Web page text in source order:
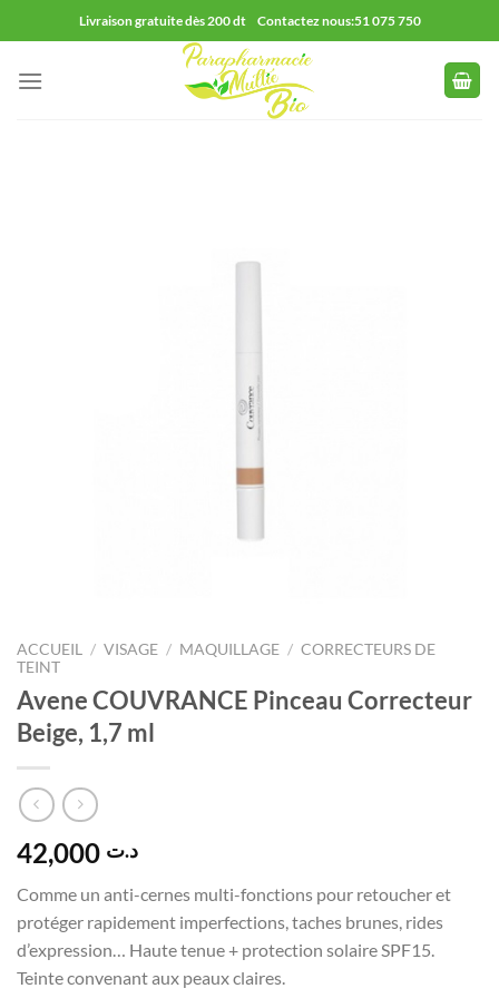
au
contenu
Livraison gratuite dès 200 dt Contactez nous:51 075 750
ACCUEIL / VISAGE / MAQUILLAGE / CORRECTEURS DE
TEINT
Avene COUVRANCE Pinceau Correcteur
Beige, 1,7 ml
د.ت
Comme un anti-cernes multi-fonctions pour retoucher et
protéger rapidement imperfections, taches brunes, rides
d’expression… Haute tenue + protection solaire SPF15.
Teinte convenant aux peaux claires.